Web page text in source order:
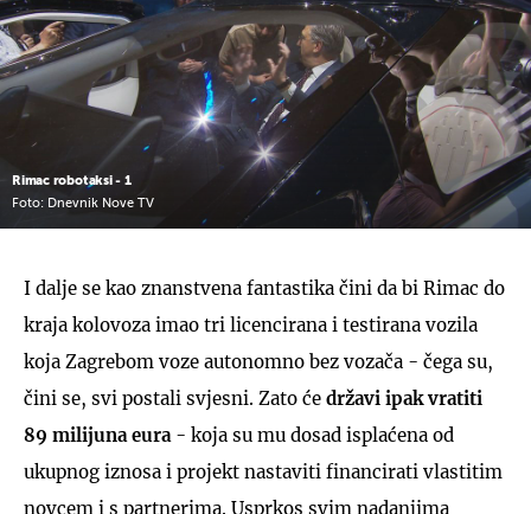
Rimac robotaksi - 1
Foto: Dnevnik Nove TV
I dalje se kao znanstvena fantastika čini da bi Rimac do
kraja kolovoza imao tri licencirana i testirana vozila
koja Zagrebom voze autonomno bez vozača - čega su,
čini se, svi postali svjesni. Zato će državi ipak vratiti
89 milijuna eura - koja su mu dosad isplaćena od
ukupnog iznosa i projekt nastaviti financirati vlastitim
novcem i s partnerima. Usprkos svim nadanjima